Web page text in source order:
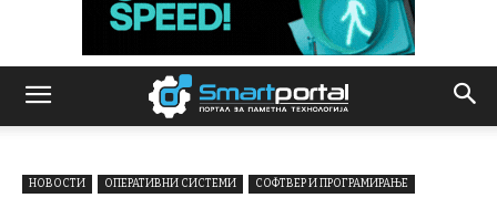
НОВОСТИ ОПЕРАТИВНИ СИСТЕМИ СОФТВЕР И ПРОГРАМИРАЊЕ